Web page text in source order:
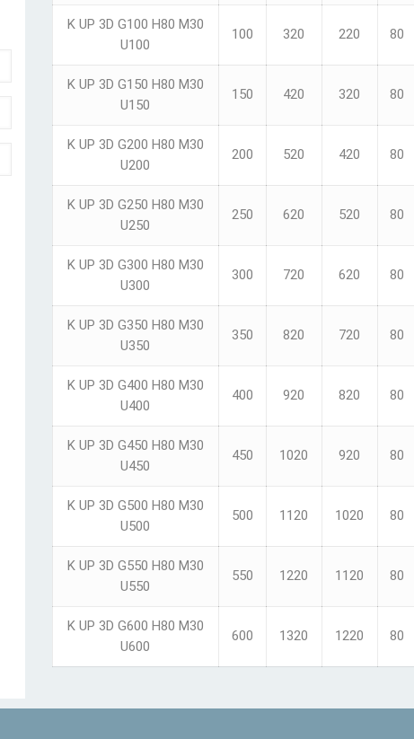
K UP 3D G100 H80 M30
U100
100 320 220 80
K UP 3D G150 H80 M30
U150
150 420 320 80
K UP 3D G200 H80 M30
U200
200 520 420 80
K UP 3D G250 H80 M30
U250
250 620 520 80
K UP 3D G300 H80 M30
U300
300 720 620 80
K UP 3D G350 H80 M30
U350
350 820 720 80
K UP 3D G400 H80 M30
U400
400 920 820 80
K UP 3D G450 H80 M30
U450
450 1020 920 80
K UP 3D G500 H80 M30
U500
500 1120 1020 80
K UP 3D G550 H80 M30
U550
550 1220 1120 80
K UP 3D G600 H80 M30
U600
600 1320 1220 80